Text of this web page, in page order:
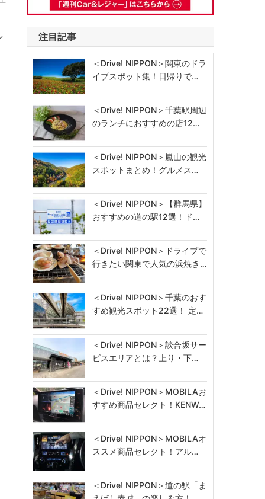
注目記事
＜Drive! NIPPON＞関東のドラ
イブスポット集！日帰りで…
＜Drive! NIPPON＞千葉駅周辺
のランチにおすすめの店12…
＜Drive! NIPPON＞嵐山の観光
スポットまとめ！グルメス…
＜Drive! NIPPON＞【群馬県】
おすすめの道の駅12選！ド…
＜Drive! NIPPON＞ドライブで
行きたい関東で人気の浜焼き…
＜Drive! NIPPON＞千葉のおす
すめ観光スポット22選！ 定…
＜Drive! NIPPON＞談合坂サー
ビスエリアとは？上り・下…
＜Drive! NIPPON＞MOBILAお
すすめ商品セレクト！KENW…
＜Drive! NIPPON＞MOBILAオ
ススメ商品セレクト！アル…
＜Drive! NIPPON＞道の駅「ま